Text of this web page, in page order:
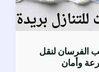
الفرسان لنقل
وأمان